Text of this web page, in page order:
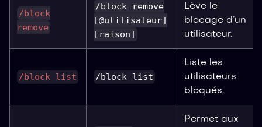
/block
remove
/block remove
[@utilisateur]
[raison]
Lève le
blocage d’un
utilisateur.
/block list /block list
Liste les
utilisateurs
bloqués.
Permet aux